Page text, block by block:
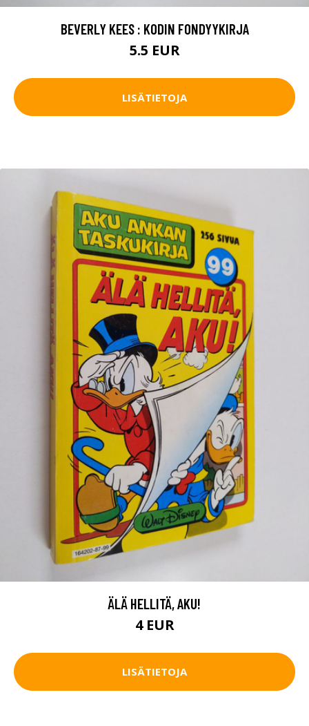
BEVERLY KEES : KODIN FONDYYKIRJA
5.5 EUR
LISÄTIETOJA
ÄLÄ HELLITÄ, AKU!
4 EUR
LISÄTIETOJA